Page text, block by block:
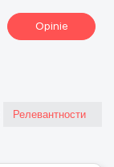
Opinie